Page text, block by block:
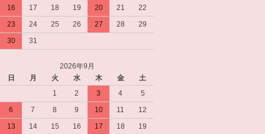
16
17 18 19 20 21
22
23
24 25 26 27 28
29
30
31
2026年9月
日
月 火 水 木 金
土
1
2 3 4
5
6
7 8 9 10 11
12
13
14 15 16 17 18
19